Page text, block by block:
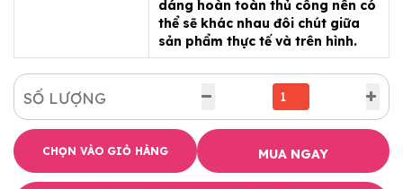
dáng hoàn toàn thủ công nên có
thể sẽ khác nhau đôi chút giữa
sản phẩm thực tế và trên hình.
SỐ LƯỢNG
CHỌN VÀO GIỎ HÀNG MUA NGAY